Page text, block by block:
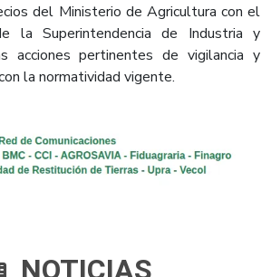
del Ministerio de Agricultura con el
la Superintendencia de Industria y
acciones pertinentes de vigilancia y
la normatividad vigente.
NOTICIAS